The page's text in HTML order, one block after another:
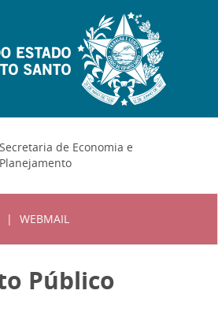
Secretaria de Economia e
Planejamento
| WEBMAIL
Público